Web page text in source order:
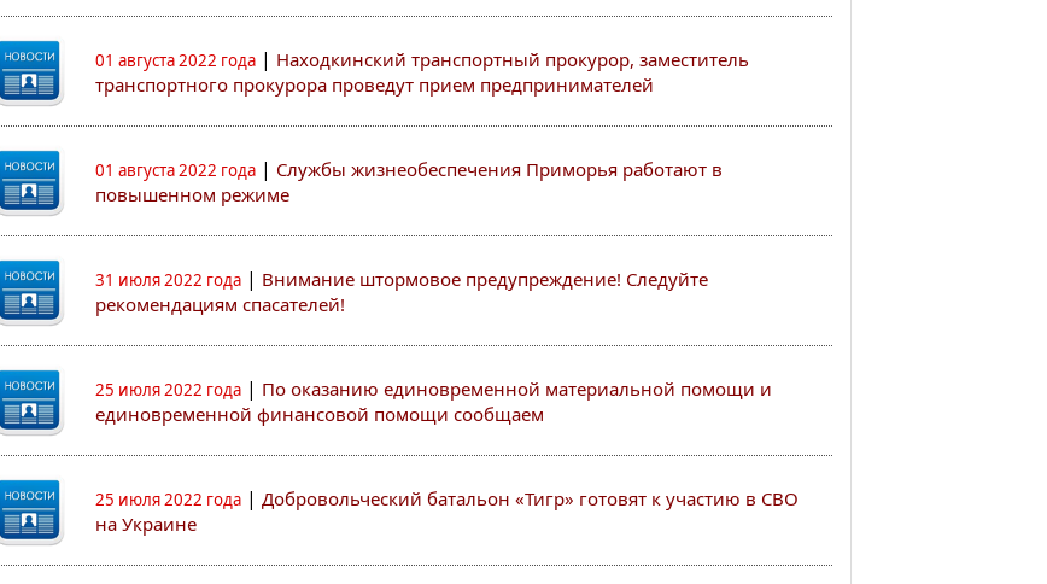
01 августа 2022 года | Находкинский транспортный прокурор, заместитель
транспортного прокурора проведут прием предпринимателей
01 августа 2022 года | Службы жизнеобеспечения Приморья работают в
повышенном режиме
31 июля 2022 года | Внимание штормовое предупреждение! Следуйте
рекомендациям спасателей!
25 июля 2022 года | По оказанию единовременной материальной помощи и
единовременной финансовой помощи сообщаем
25 июля 2022 года | Добровольческий батальон «Тигр» готовят к участию в СВО
на Украине